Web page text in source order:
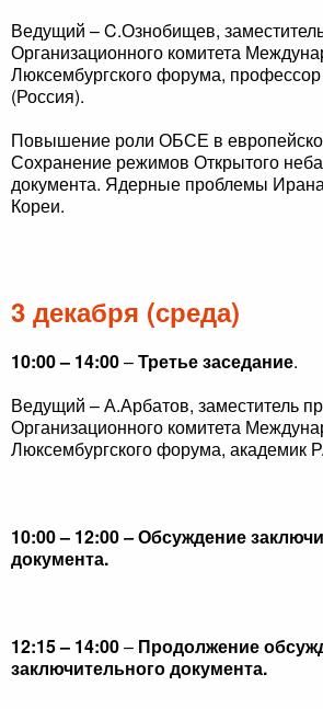
Ведущий – C.Ознобищев,
Организационного комитета
Люксембургского форума,
(Россия).
Повышение роли ОБСЕ в
Сохранение режимов Открытого
документа. Ядерные проблемы
Кореи.
3 декабря (среда)
10:00 – 14:00–Третье заседание.
Ведущий – А.Арбатов, заместитель
Организационного комитета
Люксембургского форума, академик
10:00 – 12:00–Обсуждение
документа.
12:15 – 14:00– Продолжение
заключительного документа.